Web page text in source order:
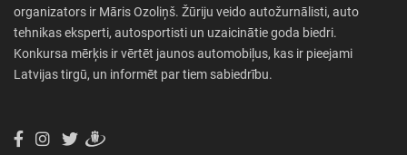
organizators ir Māris Ozoliņš. Žūriju veido autožurnālisti, auto
tehnikas eksperti, autosportisti un uzaicinātie goda biedri.
Konkursa mērķis ir vērtēt jaunos automobiļus, kas ir pieejami
Latvijas tirgū, un informēt par tiem sabiedrību.